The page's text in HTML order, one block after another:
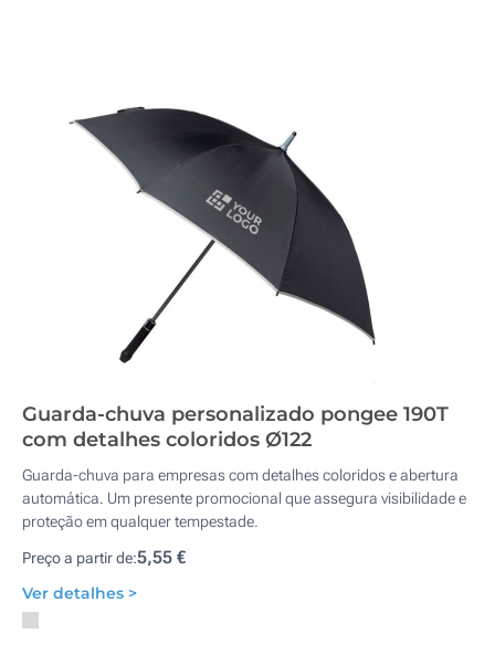
Guarda-chuva personalizado pongee 190T
com detalhes coloridos Ø122
Guarda-chuva para empresas com detalhes coloridos e abertura
automática. Um presente promocional que assegura visibilidade e
proteção em qualquer tempestade.
Preço a partir de:5,55 €
Ver detalhes >